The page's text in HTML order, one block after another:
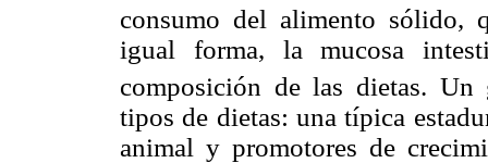
consumo del alimento sólido,
igual forma, la mucosa
composición de las dietas. Un
tipos de dietas: una típica
animal y promotores de